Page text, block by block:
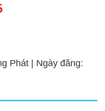
Phát | Ngày đăng: